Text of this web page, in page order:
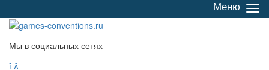
/
Меню
Мы в социальных сетях
 